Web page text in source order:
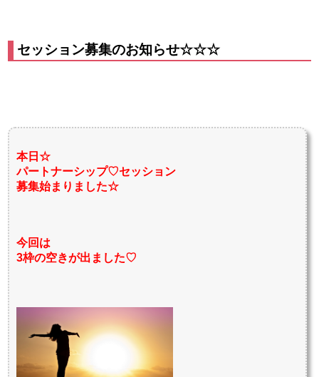
セッション募集のお知らせ☆☆☆
本日☆
パートナーシップ♡セッション
募集始まりました☆
今回は
3枠の空きが出ました♡